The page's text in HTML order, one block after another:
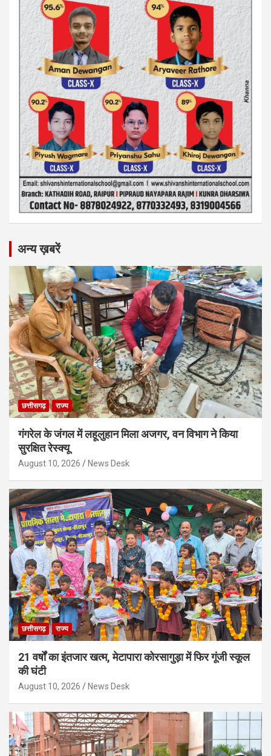
अन्य ख़बरें
छत्तीसगढ़ राज्य
गंगरेल के जंगल में लहूलुहान मिला अजगर, वन विभाग ने किया
सुरक्षित रेस्क्यू
August 10, 2026 News Desk
छत्तीसगढ़ राज्य
21 वर्षों का इंतजार खत्म, मेटापारा कोरसागुड़ा में फिर गूंजी स्कूल
की घंटी
August 10, 2026 News Desk